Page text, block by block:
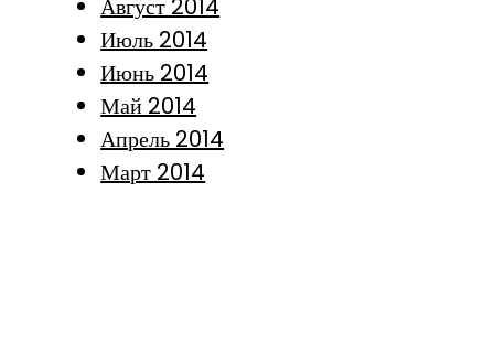
Август 2014
Июль 2014
Июнь 2014
Май 2014
Апрель 2014
Март 2014